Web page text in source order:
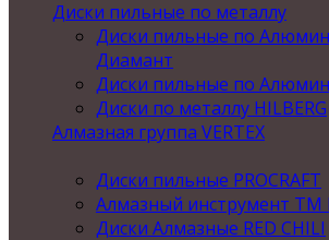
Диски пильные по металлу
Диски пильные по
Диамант
Диски пильные по
Диски по металлу HILBERG
Алмазная группа VERTEX
Диски пильные PROCRAFT
Алмазный инструмент ТМ
Диски Алмазные RED CHILI